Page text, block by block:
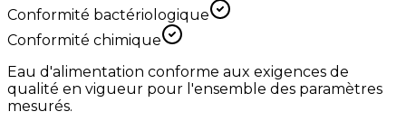
Conformité bactériologique
Conformité chimique
Eau d'alimentation conforme aux exigences de
qualité en vigueur pour l'ensemble des paramètres
mesurés.